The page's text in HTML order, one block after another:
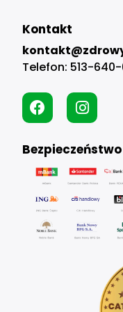
Kontakt
Telefon: 513-
Bezpieczeństwo